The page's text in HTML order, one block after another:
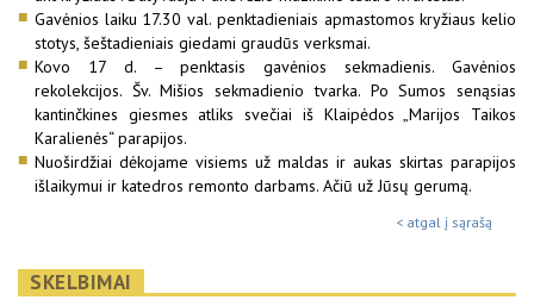
Gavėnios laiku 17.30 val. penktadieniais apmastomos kryžiaus kelio
stotys, šeštadieniais giedami graudūs verksmai.
Kovo 17 d. – penktasis gavėnios sekmadienis. Gavėnios
rekolekcijos. Šv. Mišios sekmadienio tvarka. Po Sumos senąsias
kantinčkines giesmes atliks svečiai iš Klaipėdos „Marijos Taikos
Karalienės“ parapijos.
Nuoširdžiai dėkojame visiems už maldas ir aukas skirtas parapijos
išlaikymui ir katedros remonto darbams. Ačiū už Jūsų gerumą.
< atgal į sąrašą
SKELBIMAI